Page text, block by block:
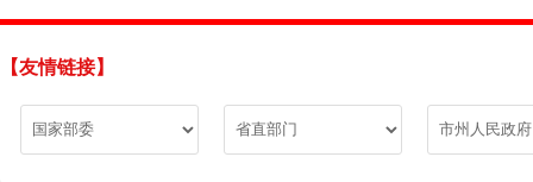
【友情链接】